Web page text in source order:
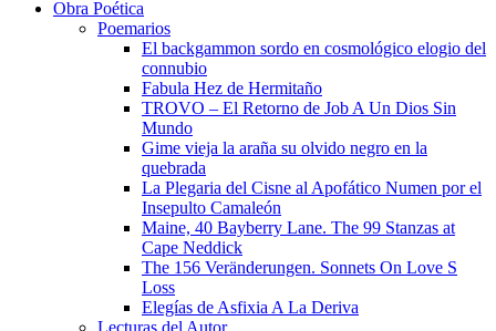
Obra Poética
Poemarios
El backgammon sordo en cosmológico elogio del
connubio
Fabula Hez de Hermitaño
TROVO – El Retorno de Job A Un Dios Sin
Mundo
Gime vieja la araña su olvido negro en la
quebrada
La Plegaria del Cisne al Apofático Numen por el
Insepulto Camaleón
Maine, 40 Bayberry Lane. The 99 Stanzas at
Cape Neddick
The 156 Veränderungen. Sonnets On Love S
Loss
Elegías de Asfixia A La Deriva
Lecturas del Autor